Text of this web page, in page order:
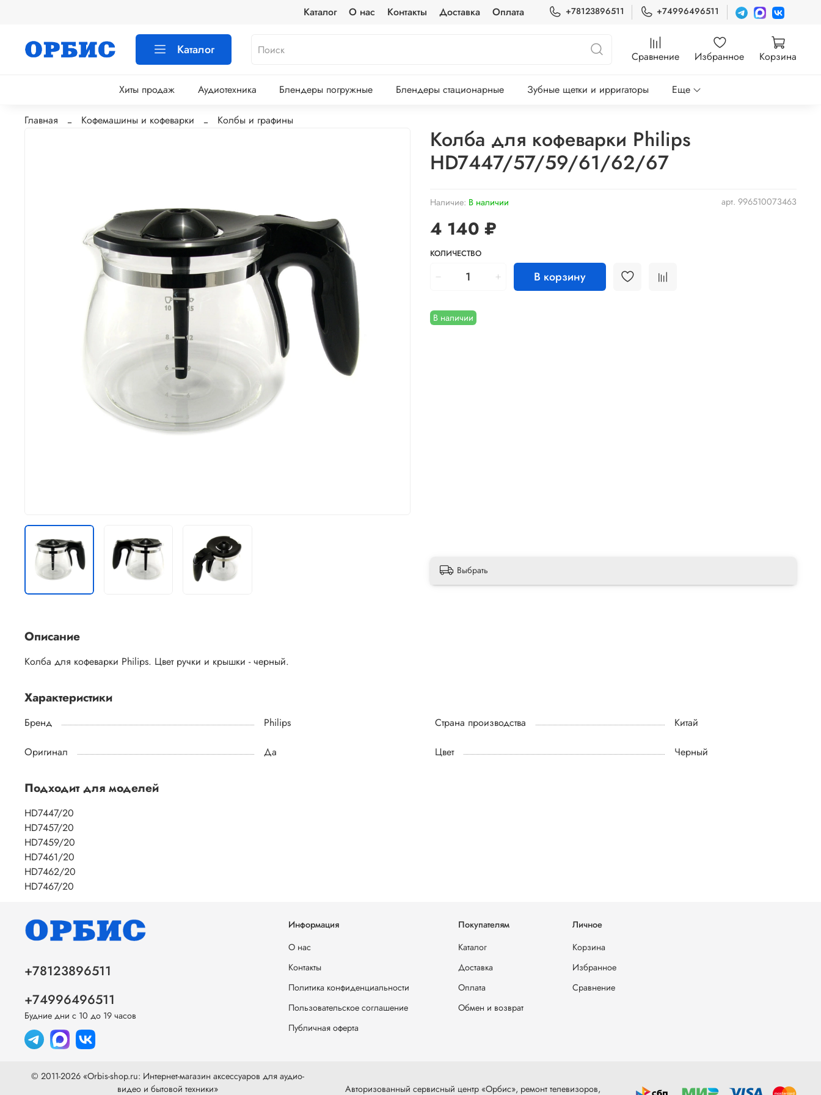
Каталог О нас Контакты Доставка Оплата +78123896511 +74996496511
Каталог Сравнение Избранное Корзина
Хиты продаж Аудиотехника Блендеры погружные Блендеры стационарные Зубные щетки и ирригаторы Еще
Главная Кофемашины и кофеварки Колбы и графины
арт. 996510073463
Наличие: В наличии
В наличии
Колба для кофеварки Philips
HD7447/57/59/61/62/67
4 140 ₽
КОЛИЧЕСТВО
В корзину
Выбрать
Описание
Колба для кофеварки Philips. Цвет ручки и крышки - черный.
Характеристики
Бренд Philips Страна производства Китай
Оригинал Да Цвет Черный
Подходит для моделей
HD7447/20
HD7457/20
HD7459/20
HD7461/20
HD7462/20
HD7467/20
Информация
О нас
Контакты
Политика конфиденциальности
Пользовательское соглашение
Публичная оферта
Покупателям
Каталог
Доставка
Оплата
Обмен и возврат
Личное
Корзина
Избранное
Сравнение
+78123896511
+74996496511
Будние дни с 10 до 19 часов
© 2011-2026 «Orbis-shop.ru: Интернет-магазин аксессуаров для аудио-
видео и бытовой техники»
Авторизованный сервисный центр «Орбис», ремонт телевизоров,